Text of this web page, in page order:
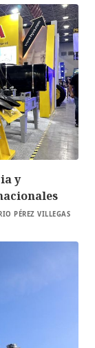
y
PÉREZ VILLEGAS